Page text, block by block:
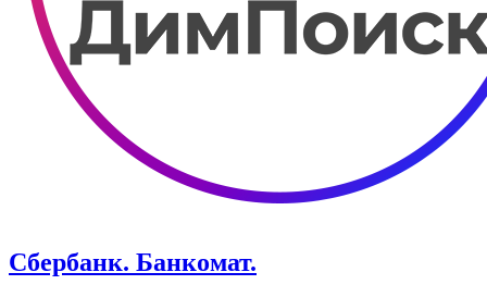
Сбербанк. Банкомат.